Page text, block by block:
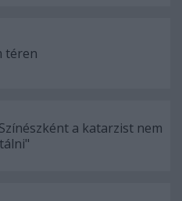
téren
a katarzist nem